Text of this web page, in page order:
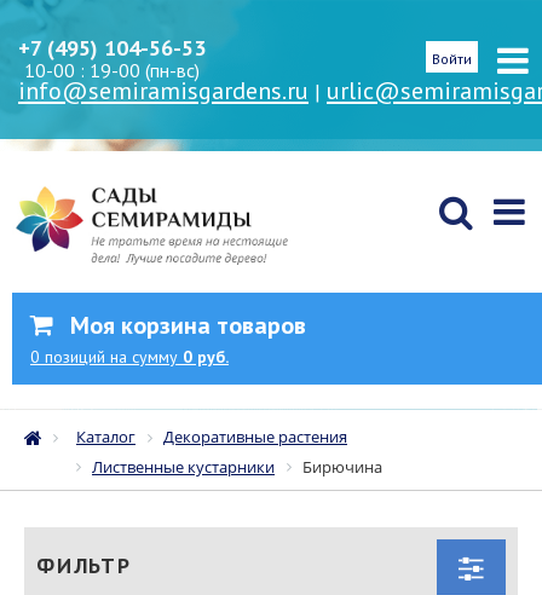
+7 (495) 104-56-53
10-00 : 19-00 (пн-вс)
info@semiramisgardens.ru |
Войти
Моя корзина товаров
0 позиций на сумму 0 руб.
Каталог
Декоративные растения
Лиственные кустарники
Бирючина
ФИЛЬТР